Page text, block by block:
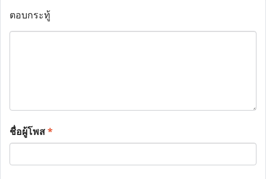
ตอบกระทู้
ชื่อผู้โพส*